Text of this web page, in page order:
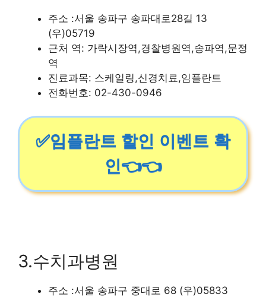
주소 :서울 송파구 송파대로28길 13
(우)05719
근처 역: 가락시장역,경찰병원역,송파역,문정
역
진료과목: 스케일링,신경치료,임플란트
전화번호: 02-430-0946
✅임플란트 할인 이벤트 확
인👈👈
3.수치과병원
주소 :서울 송파구 중대로 68 (우)05833